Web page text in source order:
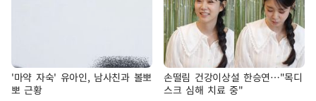
'마약 자숙' 유아인, 남사친과 볼뽀
뽀 근황
손떨림 건강이상설 한승연…"목디
스크 심해 치료 중"